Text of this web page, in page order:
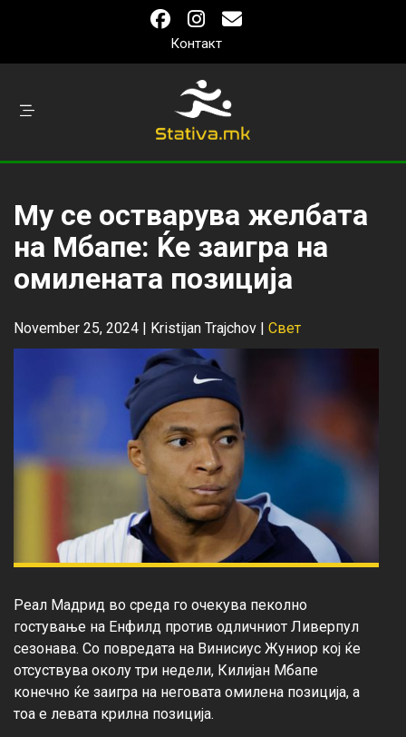
Контакт
Му се остварува желбата
на Мбапе: Ќе заигра на
омилената позиција
November 25, 2024 | Kristijan Trajchov | Свет
Реал Мадрид во среда го очекува пеколно
гостување на Енфилд против одличниот Ливерпул
сезонава. Со повредата на Винисиус Жуниор кој ќе
отсуствува околу три недели, Килијан Мбапе
конечно ќе заигра на неговата омилена позиција, а
тоа е левата крилна позиција.